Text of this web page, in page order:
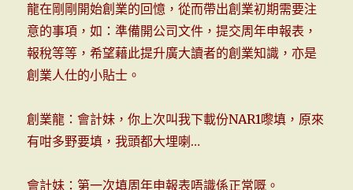
龍在剛剛開始創業的回憶，從而帶出創業初期需要注
意的事項，如：準備開公司文件，提交周年申報表，
報稅等等，希望藉此提升廣大讀者的創業知識，亦是
創業人仕的小貼士。
創業龍：會計妹，你上次叫我下載份NAR1嚟填，原來
有咁多野要填，我頭都大埋喇…
會計妹：第一次填周年申報表唔識係正常嘅。